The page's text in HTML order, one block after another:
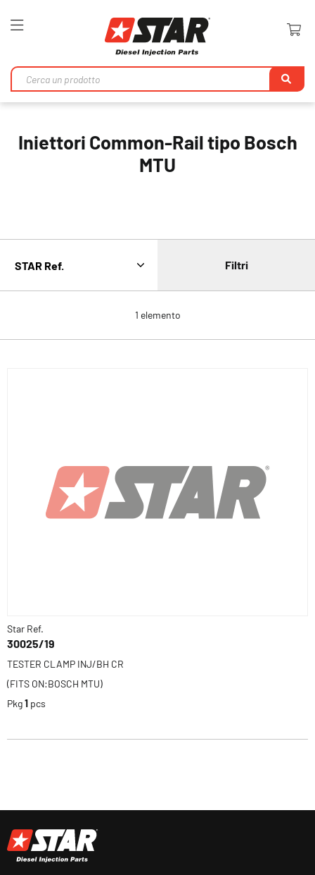
Toggle
Iniettori Common-Rail tipo Bosch
MTU
1 elemento
Filtri
Star Ref.
30025/19
TESTER CLAMP INJ/BH CR
(FITS ON:BOSCH MTU)
Pkg1 pcs